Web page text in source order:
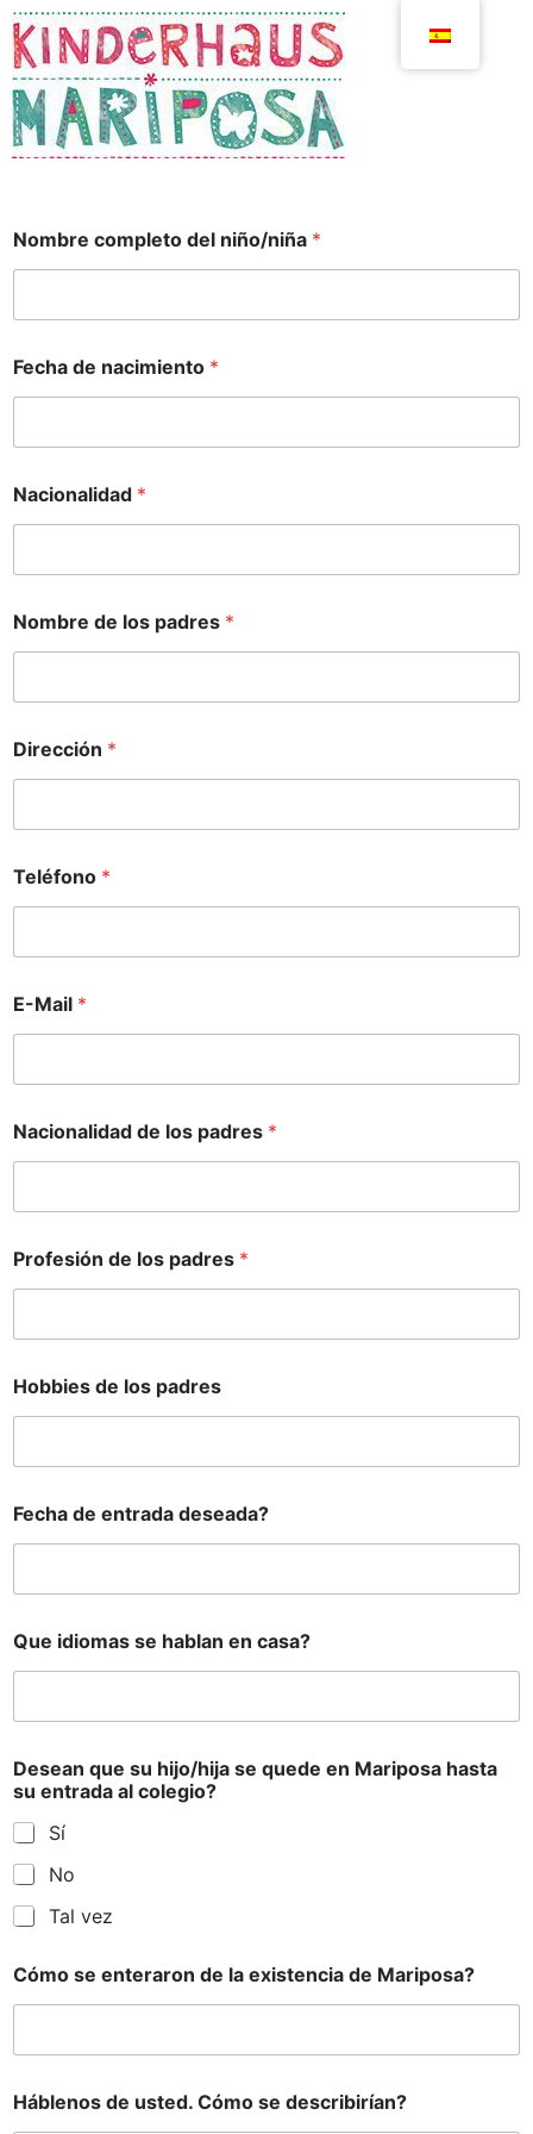
Nombre completo del niño/niña *
Fecha de nacimiento *
Nacionalidad *
Nombre de los padres *
Dirección *
Teléfono *
E-Mail *
Nacionalidad de los padres *
Profesión de los padres *
Hobbies de los padres
Fecha de entrada deseada?
Que idiomas se hablan en casa?
Desean que su hijo/hija se quede en Mariposa hasta
su entrada al colegio?
Sí
No
Tal vez
Cómo se enteraron de la existencia de Mariposa?
Háblenos de usted. Cómo se describirían?